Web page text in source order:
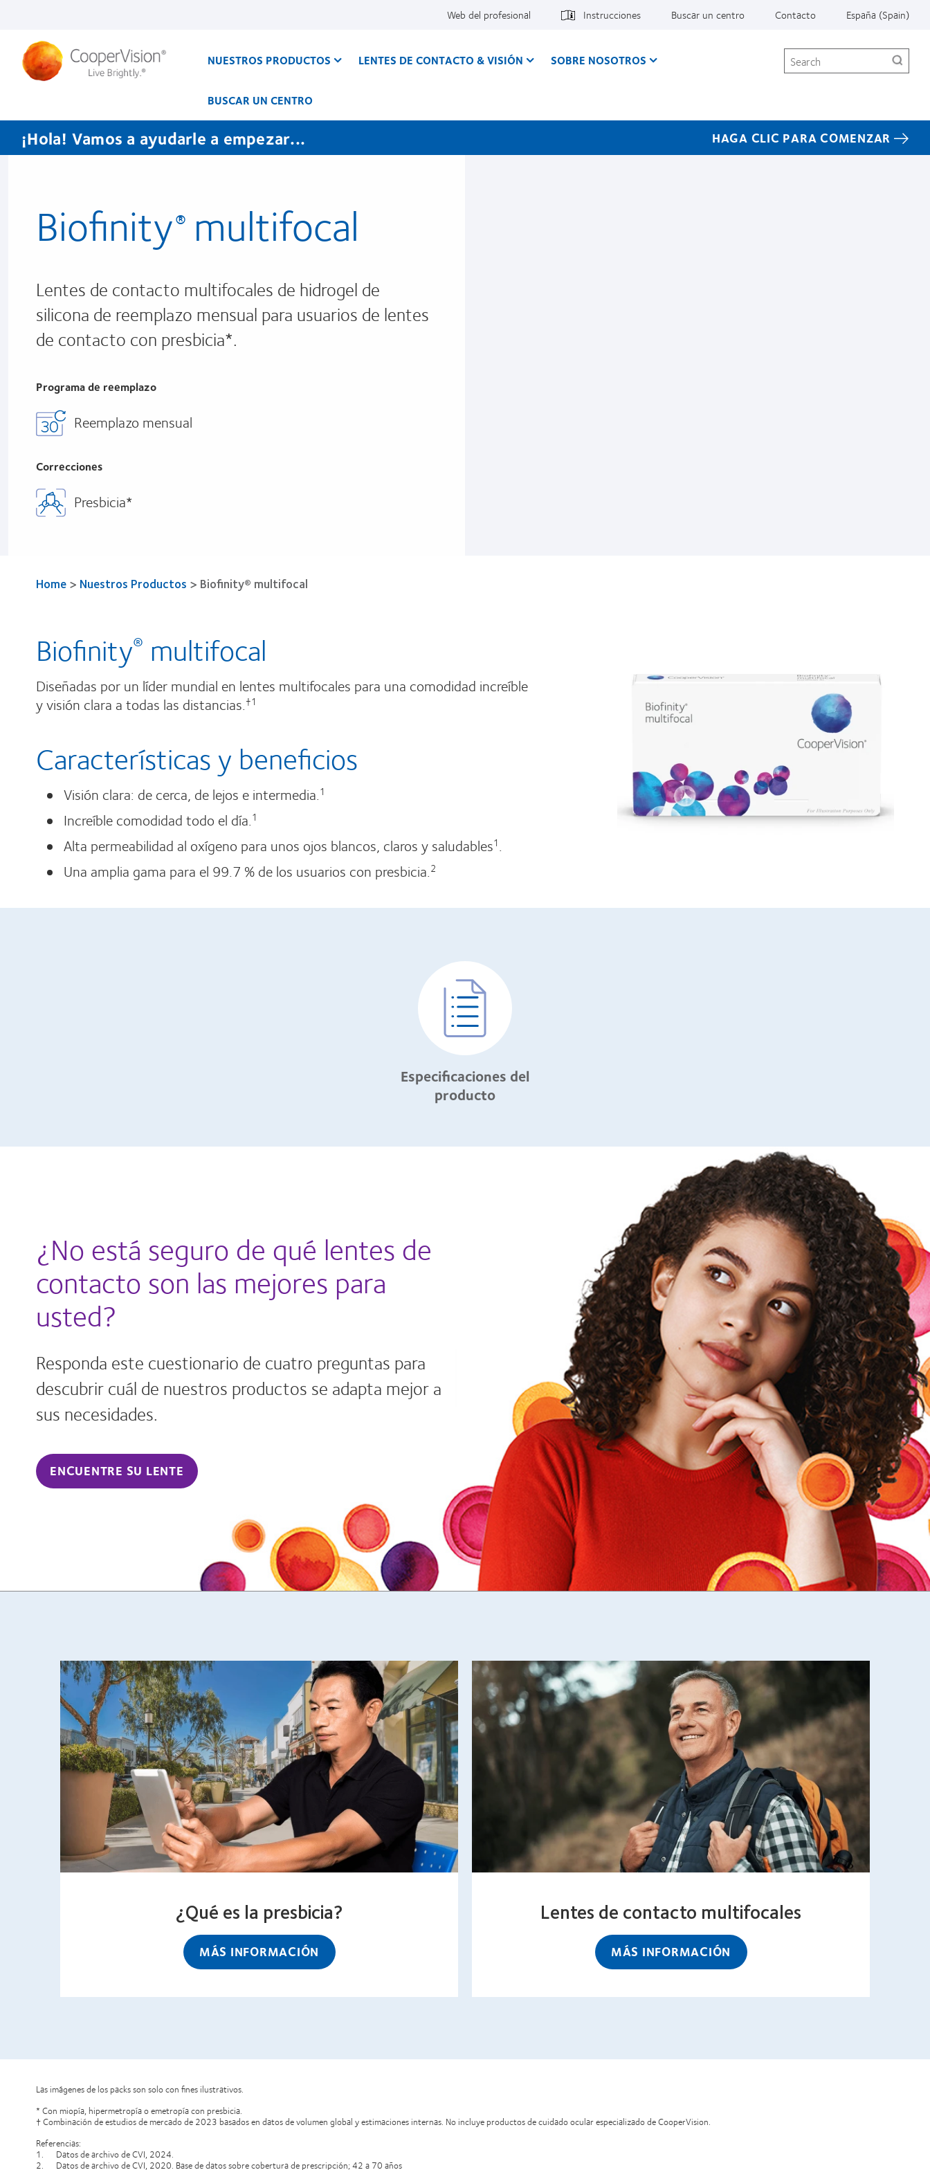
principal
Web del profesional Instrucciones Buscar un centro Contacto España (Spain)
NUESTROS PRODUCTOS LENTES DE CONTACTO & VISIÓN SOBRE NOSOTROS
BUSCAR UN CENTRO
Search
¡Hola! Vamos a ayudarle a empezar... HAGA CLIC PARA COMENZAR
Biofinity®multifocal
Lentes de contacto multifocales de hidrogel de
silicona de reemplazo mensual para usuarios de lentes
de contacto con presbicia*.
Programa de reemplazo
Reemplazo mensual
Correcciones
Presbicia*
Home> Nuestros Productos > Biofinity® multifocal
Biofinity® multifocal
Diseñadas por un líder mundial en lentes multifocales para una comodidad increíble
y visión clara a todas las distancias.†1
Características y beneficios
Visión clara: de cerca, de lejos e intermedia.1
Increíble comodidad todo el día.1
Alta permeabilidad al oxígeno para unos ojos blancos, claros y saludables1.
Una amplia gama para el 99.7 % de los usuarios con presbicia.2
Especificaciones del
producto
¿No está seguro de qué lentes de
contacto son las mejores para
usted?
Responda este cuestionario de cuatro preguntas para
descubrir cuál de nuestros productos se adapta mejor a
sus necesidades.
ENCUENTRE SU LENTE
¿Qué es la presbicia?
MÁS INFORMACIÓN
Lentes de contacto multifocales
MÁS INFORMACIÓN
Las imágenes de los packs son solo con fines ilustrativos.
* Con miopía, hipermetropía o emetropía con presbicia.
† Combinación de estudios de mercado de 2023 basados en datos de volumen global y estimaciones internas. No incluye productos de cuidado ocular especializado de CooperVision.
Referencias:
1. Datos de archivo de CVI, 2024.
2. Datos de archivo de CVI, 2020. Base de datos sobre cobertura de prescripción; 42 a 70 años